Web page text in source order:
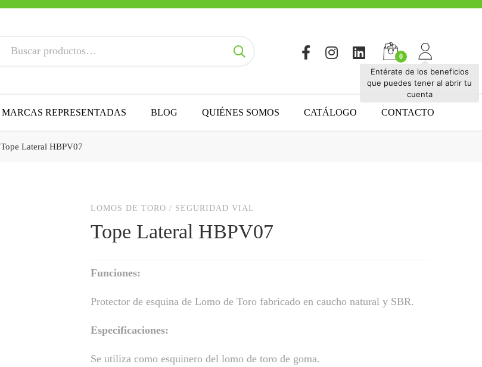
MARCAS REPRESENTADAS BLOG QUIÉNES SOMOS CATÁLOGO CONTACTO
Tope Lateral HBPV07
LOMOS DE TORO / SEGURIDAD VIAL
Tope Lateral HBPV07
Funciones:
Protector de esquina de Lomo de Toro fabricado en caucho natural y SBR.
Especificaciones:
Se utiliza como esquinero del lomo de toro de goma.
Entérate de los beneficios
que puedes tener al abrir tu
cuenta